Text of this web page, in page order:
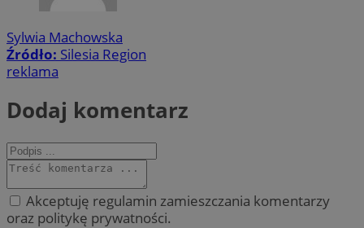
Sylwia Machowska
Źródło: Silesia Region
reklama
Dodaj komentarz
Akceptuję regulamin zamieszczania komentarzy
oraz politykę prywatności.